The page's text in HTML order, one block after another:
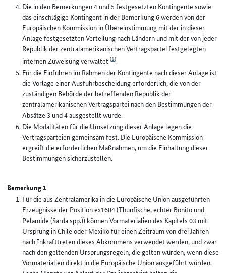
Die in den Bemerkungen 4 und 5 festgesetzten Kontingente sowie
das einschlägige Kontingent in der Bemerkung 6 werden von der
Europäischen Kommission in Übereinstimmung mit der in dieser
Anlage festgesetzten Verteilung nach Ländern und mit der von jeder
Republik der zentralamerikanischen Vertragspartei festgelegten
internen Zuweisung verwaltet(1).
Für die Einfuhren im Rahmen der Kontingente nach dieser Anlage ist
die Vorlage einer Ausfuhrbescheidung erforderlich, die von der
zuständigen Behörde der betreffenden Republik der
zentralamerikanischen Vertragspartei nach den Bestimmungen der
Absätze 3 und 4 ausgestellt wurde.
Die Modalitäten für die Umsetzung dieser Anlage legen die
Vertragsparteien gemeinsam fest. Die Europäische Kommission
ergreift die erforderlichen Maßnahmen, um die Einhaltung dieser
Bestimmungen sicherzustellen.
Bemerkung 1
Für die aus Zentralamerika in die Europäische Union ausgeführten
Erzeugnisse der Position ex1604 (Thunfische, echter Bonito und
Pelamide (Sarda spp.)) können Vormaterialien des Kapitels 03 mit
Ursprung in Chile oder Mexiko für einen Zeitraum von drei Jahren
nach Inkrafttreten dieses Abkommens verwendet werden, und zwar
nach den geltenden Ursprungsregeln, die gelten würden, wenn diese
Vormaterialien direkt in die Europäische Union ausgeführt würden.